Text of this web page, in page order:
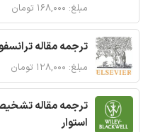
مبلغ: ۱۶۸,۰۰۰ تومان
ترجمه مقاله
مبلغ: ۱۲۸,۰۰۰ تومان
ترجمه مقاله
استوار